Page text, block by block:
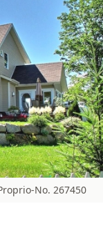
No. 267450